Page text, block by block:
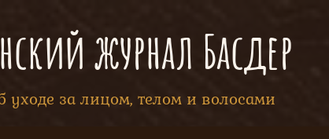
журнал Басдер
уходе за лицом, телом и волосами